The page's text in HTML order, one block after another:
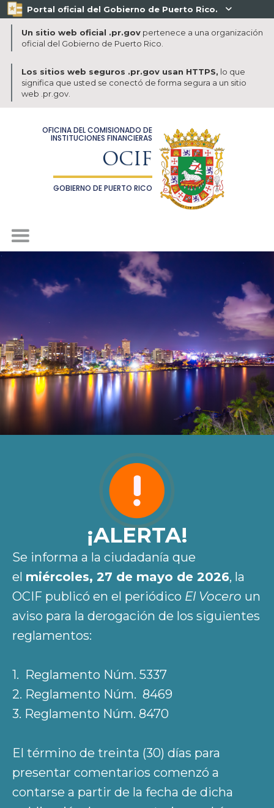
Portal oficial del Gobierno de Puerto Rico. 
Un sitio web oficial .pr.govpertenece a una organización
oficial del Gobierno de Puerto Rico.
Los sitios web seguros .pr.gov usan HTTPS, lo que
significa que usted se conectó de forma segura a un sitio
web .pr.gov.
OFICINA DEL COMISIONADO DE
INSTITUCIONES FINANCIERAS
OCIF
GOBIERNO DE PUERTO RICO
¡ALERTA!
Se informa a la ciudadanía que
el miércoles, 27 de mayo de 2026, la
OCIF publicó en el periódico El Vocero un
aviso para la derogación de los siguientes
reglamentos:
1. Reglamento Núm. 5337
2. Reglamento Núm. 8469
3. Reglamento Núm. 8470
El término de treinta (30) días para
presentar comentarios comenzó a
contarse a partir de la fecha de dicha